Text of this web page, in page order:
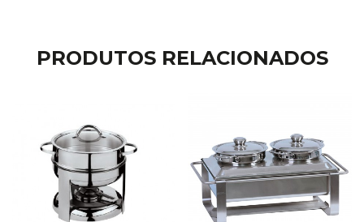
PRODUTOS RELACIONADOS